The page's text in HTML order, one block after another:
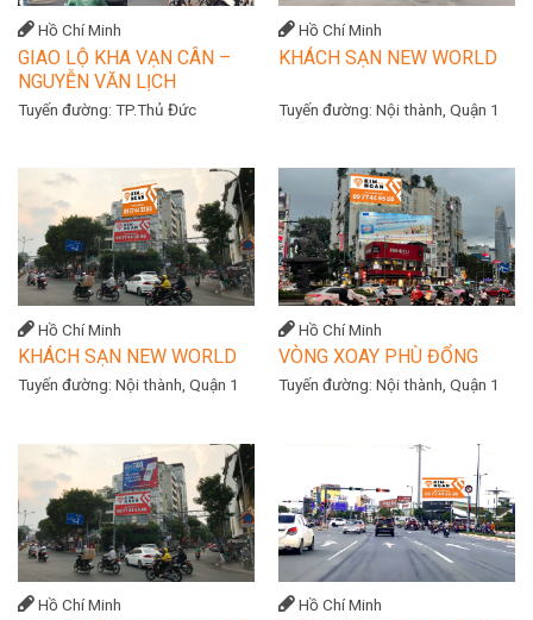
Hồ Chí Minh
GIAO LỘ KHA VẠN CÂN –
NGUYỄN VĂN LỊCH
Tuyến đường: TP.Thủ Đức
Hồ Chí Minh
KHÁCH SẠN NEW WORLD
Tuyến đường: Nội thành, Quận 1
Hồ Chí Minh
KHÁCH SẠN NEW WORLD
Tuyến đường: Nội thành, Quận 1
Hồ Chí Minh
VÒNG XOAY PHÙ ĐỔNG
Tuyến đường: Nội thành, Quận 1
Hồ Chí Minh Hồ Chí Minh